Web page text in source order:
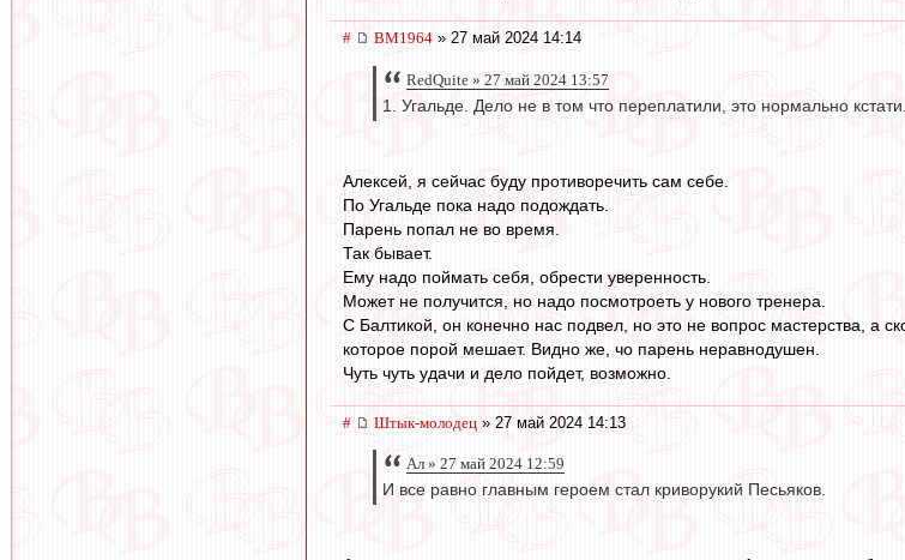
# BM1964 » 27 май 2024 14:14
RedQuite » 27 май 2024 13:57
1. Угальде. Дело не в том что переплатили, это нормально
Алексей, я сейчас буду противоречить сам себе.
По Угальде пока надо подождать.
Парень попал не во время.
Так бывает.
Ему надо поймать себя, обрести уверенность.
Может не получится, но надо посмотроеть у нового тренера.
С Балтикой, он конечно нас подвел, но это не вопрос мастерства, а
которое порой мешает. Видно же, чо парень неравнодушен.
Чуть чуть удачи и дело пойдет, возможно.
# Штык-молодец » 27 май 2024 14:13
Ал » 27 май 2024 12:59
И все равно главным героем стал криворукий Песьяков.